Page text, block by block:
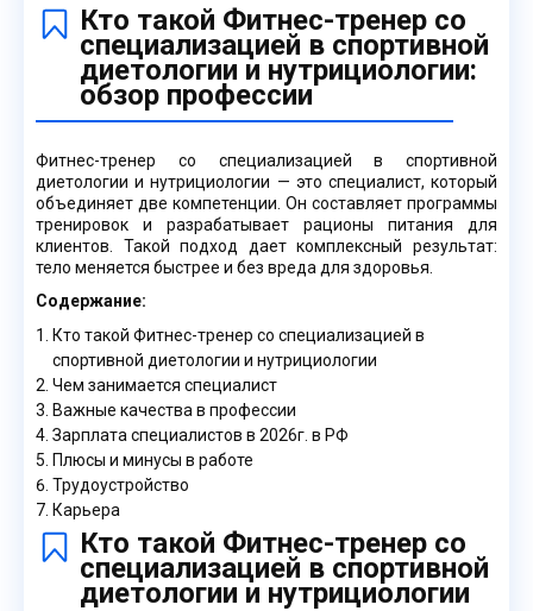
Кто такой Фитнес-тренер со
специализацией в спортивной
диетологии и нутрициологии:
обзор профессии
Фитнес-тренер со специализацией в спортивной
диетологии и нутрициологии — это специалист, который
объединяет две компетенции. Он составляет программы
тренировок и разрабатывает рационы питания для
клиентов. Такой подход дает комплексный результат:
тело меняется быстрее и без вреда для здоровья.
Содержание:
Кто такой Фитнес-тренер со специализацией в
спортивной диетологии и нутрициологии
Чем занимается специалист
Важные качества в профессии
Зарплата специалистов в 2026г. в РФ
Плюсы и минусы в работе
Трудоустройство
Карьера
Кто такой Фитнес-тренер со
специализацией в спортивной
диетологии и нутрициологии